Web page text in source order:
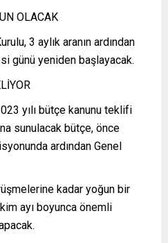
OLACAK
3 aylık aranın ardından
günü yeniden başlayacak.
yılı bütçe kanunu teklifi
sunulacak bütçe, önce
ardından Genel
kadar yoğun bir
ayı boyunca önemli